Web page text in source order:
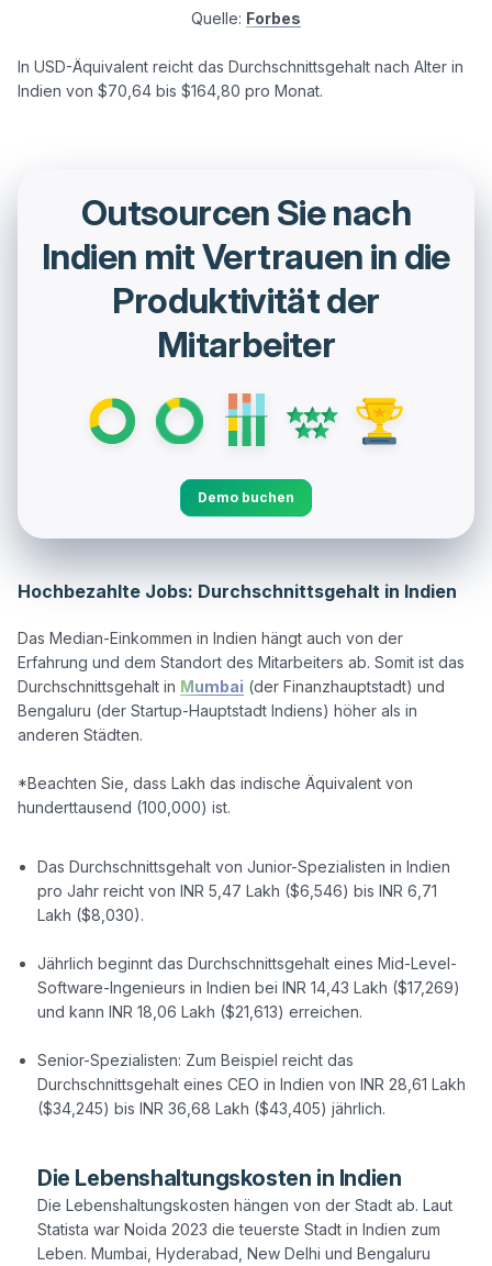
Quelle: Forbes
In USD-Äquivalent reicht das Durchschnittsgehalt nach Alter in
Outsourcen Sie nach
Indien mit Vertrauen in die
Produktivität der
Mitarbeiter
Demo buchen
Hochbezahlte Jobs: Durchschnittsgehalt in Indien
Das Median-Einkommen in Indien hängt auch von der
Erfahrung und dem Standort des Mitarbeiters ab. Somit ist das
Durchschnittsgehalt in Mumbai (der Finanzhauptstadt) und
Bengaluru (der Startup-Hauptstadt Indiens) höher als in
anderen Städten.
*Beachten Sie, dass Lakh das indische Äquivalent von
hunderttausend (100,000) ist.
Das Durchschnittsgehalt von Junior-Spezialisten in Indien
pro Jahr reicht von INR 5,47 Lakh ($6,546) bis INR 6,71
Lakh ($8,030).
Jährlich beginnt das Durchschnittsgehalt eines Mid-Level-
Software-Ingenieurs in Indien bei INR 14,43 Lakh ($17,269)
und kann INR 18,06 Lakh ($21,613) erreichen.
Senior-Spezialisten: Zum Beispiel reicht das
Durchschnittsgehalt eines CEO in Indien von INR 28,61 Lakh
($34,245) bis INR 36,68 Lakh ($43,405) jährlich.
Die Lebenshaltungskosten in Indien
Die Lebenshaltungskosten hängen von der Stadt ab. Laut
Statista war Noida 2023 die teuerste Stadt in Indien zum
Leben. Mumbai, Hyderabad, New Delhi und Bengaluru